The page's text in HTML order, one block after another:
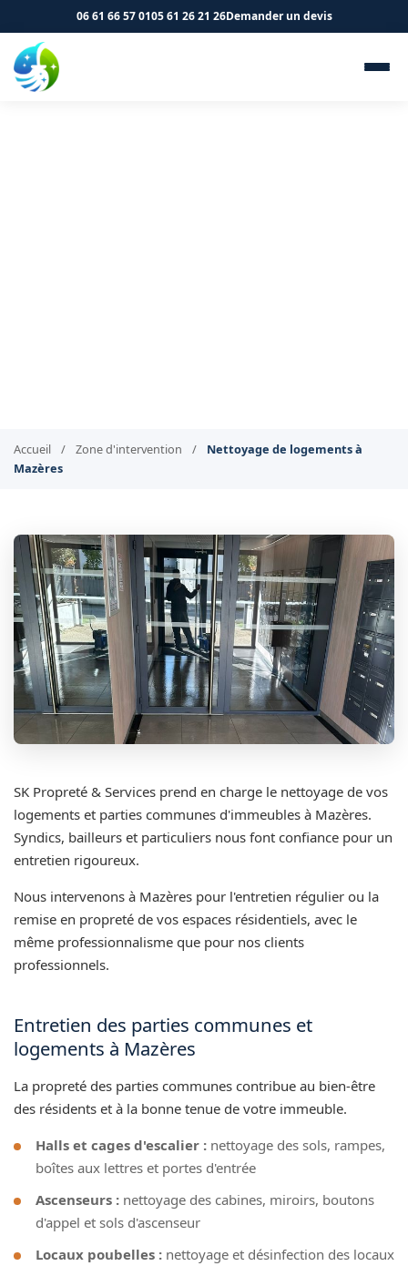
06 61 66 57 0105 61 26 21 26Demander un devis
Accueil / Zone d'intervention /
Nettoyage de logements à
Mazères
SK Propreté & Services prend en charge le nettoyage de vos
logements et parties communes d'immeubles à Mazères.
Syndics, bailleurs et particuliers nous font confiance pour un
entretien rigoureux.
Nous intervenons à Mazères pour l'entretien régulier ou la
remise en propreté de vos espaces résidentiels, avec le
même professionnalisme que pour nos clients
professionnels.
Entretien des parties communes et
logements à Mazères
La propreté des parties communes contribue au bien-être
des résidents et à la bonne tenue de votre immeuble.
Halls et cages d'escalier : nettoyage des sols, rampes,
boîtes aux lettres et portes d'entrée
Ascenseurs : nettoyage des cabines, miroirs, boutons
d'appel et sols d'ascenseur
Locaux poubelles : nettoyage et désinfection des locaux